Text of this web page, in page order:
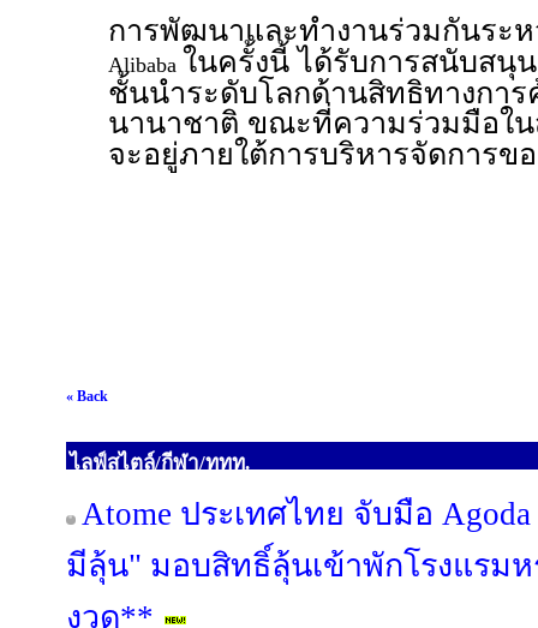
การพัฒนาและทำงานร่วมกันระ
Alibaba ในครั้งนี้ ได้รับการสนับสนุ
ชั้นนำระดับโลกด้านสิทธิทางการ
นานาชาติ ขณะที่ความร่วมมือใ
จะอยู่ภายใต้การบริหารจัดการข
« Back
ไลฟ์สไตล์/กีฬา/ททท.
Atome ประเทศไทย จับมือ
มีลุ้น" มอบสิทธิ์ลุ้นเข้าพักโรงแรม
งวด**